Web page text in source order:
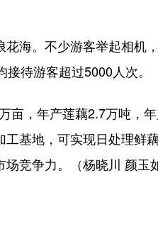
。不少游客举起相机
待游客超过5000人次。
，年产莲藕2.7万吨，
基地，可实现日处理鲜
竞争力。（杨晓川 颜玉